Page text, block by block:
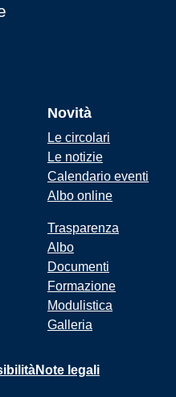
Novità
Le circolari
Le notizie
Calendario eventi
Albo online
Trasparenza
Albo
Documenti
Formazione
Modulistica
Galleria
Note legali